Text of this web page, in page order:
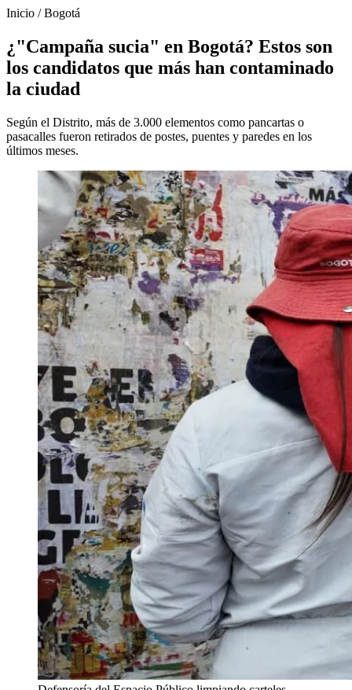
Inicio /Bogotá
¿"Campaña sucia" en Bogotá? Estos son
los candidatos que más han contaminado
la ciudad
Según el Distrito, más de 3.000 elementos como pancartas o
pasacalles fueron retirados de postes, puentes y paredes en los
últimos meses.